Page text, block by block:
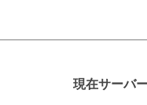
現在サーバ